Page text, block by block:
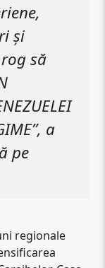
și
să
a
pe
regionale